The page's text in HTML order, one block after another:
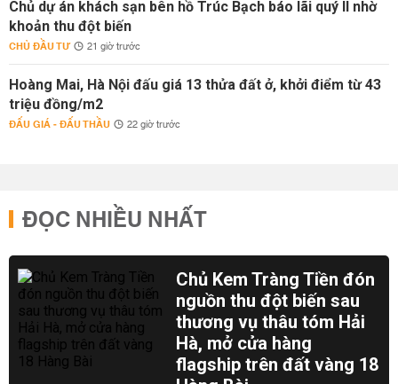
Chủ dự án khách sạn bên hồ Trúc Bạch báo lãi quý II nhờ
khoản thu đột biến
CHỦ ĐẦU TƯ 21 giờ trước
Hoàng Mai, Hà Nội đấu giá 13 thửa đất ở, khởi điểm từ 43
triệu đồng/m2
ĐẤU GIÁ - ĐẤU THẦU 22 giờ trước
ĐỌC NHIỀU NHẤT
Chủ Kem Tràng Tiền đón
nguồn thu đột biến sau
thương vụ thâu tóm Hải
Hà, mở cửa hàng
flagship trên đất vàng 18